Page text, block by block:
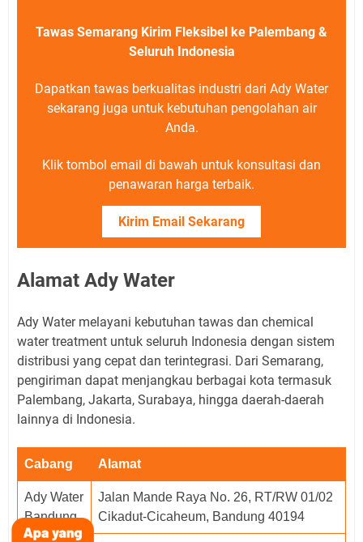
Tawas Semarang Kirim Fleksibel ke Palembang &
Seluruh Indonesia
Dapatkan tawas berkualitas industri dari Ady Water
sekarang juga untuk kebutuhan pengolahan air
Anda.
Klik tombol email di bawah untuk konsultasi dan
penawaran harga terbaik.
Kirim Email Sekarang
Alamat Ady Water
Ady Water melayani kebutuhan tawas dan chemical
water treatment untuk seluruh Indonesia dengan sistem
distribusi yang cepat dan terintegrasi. Dari Semarang,
pengiriman dapat menjangkau berbagai kota termasuk
Palembang, Jakarta, Surabaya, hingga daerah-daerah
lainnya di Indonesia.
Cabang Alamat
Ady Water
Bandung
Jalan Mande Raya No. 26, RT/RW 01/02
Cikadut-Cicaheum, Bandung 40194